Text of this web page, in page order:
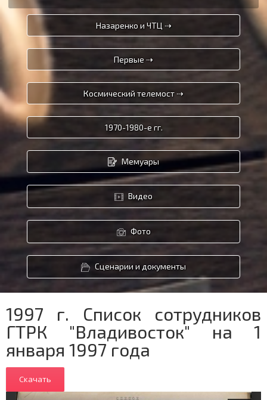
Назаренко и ЧТЦ ⇢
Первые ⇢
Космический телемост ⇢
1970-1980-е гг.
Мемуары
Видео
Фото
Сценарии и документы
1997 г. Список сотрудников
ГТРК "Владивосток" на 1
января 1997 года
Скачать